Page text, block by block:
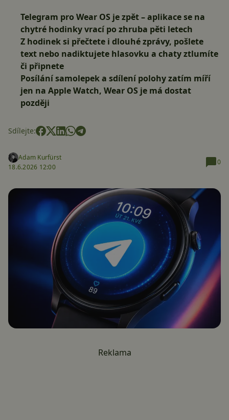
Telegram pro Wear OS je zpět – aplikace se na
chytré hodinky vrací po zhruba pěti letech
Z hodinek si přečtete i dlouhé zprávy, pošlete
text nebo nadiktujete hlasovku a chaty ztlumíte
či připnete
Posílání samolepek a sdílení polohy zatím míří
jen na Apple Watch, Wear OS je má dostat
později
Sdílejte:
Adam Kurfürst
18.6.2026 12:00
0
Reklama